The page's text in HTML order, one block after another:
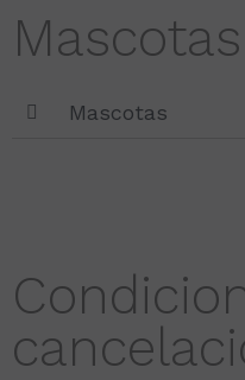
Mascotas
Mascotas